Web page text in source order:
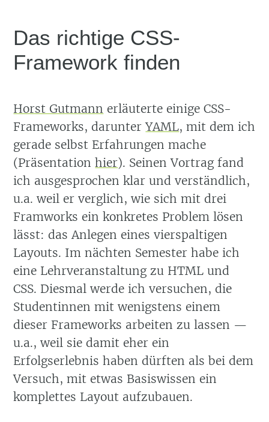
Das richtige CSS-
Framework finden
Horst Gutmann erläuterte einige CSS-
Frameworks, darunterYAML, mit dem ich
gerade selbst Erfahrungen mache
(Präsentationhier). Seinen Vortrag fand
ich ausgesprochen klar und verständlich,
u.a. weil er verglich, wie sich mit drei
Framworks ein konkretes Problem lösen
lässt: das Anlegen eines vierspaltigen
Layouts. Im nächten Semester habe ich
eine Lehrveranstaltung zu HTML und
CSS. Diesmal werde ich versuchen, die
Studentinnen mit wenigstens einem
dieser Frameworks arbeiten zu lassen —
u.a., weil sie damit eher ein
Erfolgserlebnis haben dürften als bei dem
Versuch, mit etwas Basiswissen ein
komplettes Layout aufzubauen.